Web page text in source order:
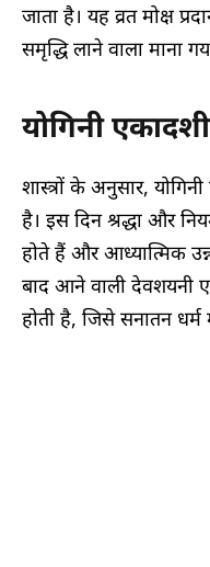
जाता है। यह व्रत मोक्ष
समृद्धि लाने वाला माना
योगिनी
शास्त्रों के अनुसार,
है। इस दिन श्रद्धा और
होते हैं और आध्यात्मिक
बाद आने वाली देवशयनी
होती है, जिसे सनातन